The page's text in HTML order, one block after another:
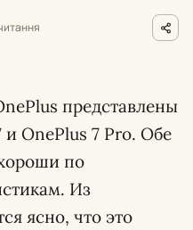
представлены
OnePlus 7 Pro. Обе
по
Из
ясно, что это